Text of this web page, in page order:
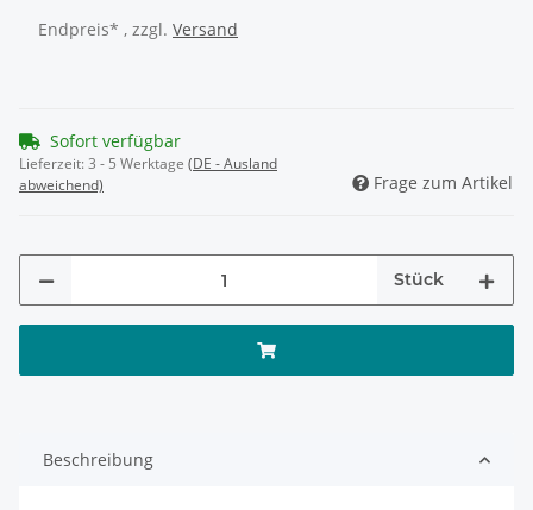
Endpreis* , zzgl. Versand
Sofort verfügbar
Lieferzeit:3 - 5 Werktage (DE - Ausland
abweichend)
Frage zum Artikel
Stück
Beschreibung